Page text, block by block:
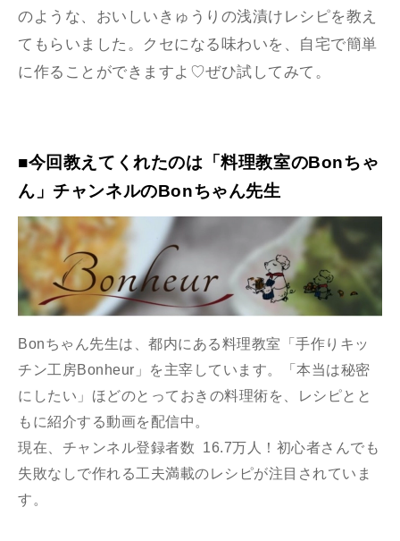
のような、おいしいきゅうりの浅漬けレシピを教え
てもらいました。クセになる味わいを、自宅で簡単
に作ることができますよ♡ぜひ試してみて。
■今回教えてくれたのは「料理教室のBonちゃ
ん」チャンネルのBonちゃん先生
Bonちゃん先生は、都内にある料理教室「手作りキッ
チン工房Bonheur」を主宰しています。「本当は秘密
にしたい」ほどのとっておきの料理術を、レシピとと
もに紹介する動画を配信中。
現在、チャンネル登録者数 16.7万人！初心者さんでも
失敗なしで作れる工夫満載のレシピが注目されていま
す。